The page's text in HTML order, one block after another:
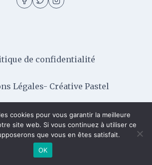
de confidentialité
Légales- Créative Pastel
Pastel - Thème WordPress par
Kadence WP
cookies pour vous garantir la meilleure
site web. Si vous continuez à utiliser ce
que vous en êtes satisfait.
OK